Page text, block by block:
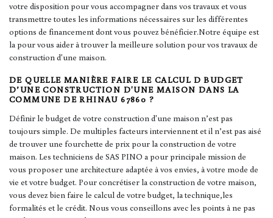
votre disposition pour vous accompagner dans vos travaux et vous
transmettre toutes les informations nécessaires sur les différentes
options de financement dont vous pouvez bénéficier.Notre équipe est
la pour vous aider à trouver la meilleure solution pour vos travaux de
construction d'une maison.
DE QUELLE MANIÈRE FAIRE LE CALCUL D BUDGET
D’UNE CONSTRUCTION D'UNE MAISON DANS LA
COMMUNE DE RHINAU 67860 ?
Définir le budget de votre construction d'une maison n’est pas
toujours simple. De multiples facteurs interviennent et il n’est pas aisé
de trouver une fourchette de prix pour la construction de votre
maison. Les techniciens de SAS PINO a pour principale mission de
vous proposer une architecture adaptée à vos envies, à votre mode de
vie et votre budget. Pour concrétiser la construction de votre maison,
vous devez bien faire le calcul de votre budget, la technique,les
formalités et le crédit. Nous vous conseillons avec les points à ne pas